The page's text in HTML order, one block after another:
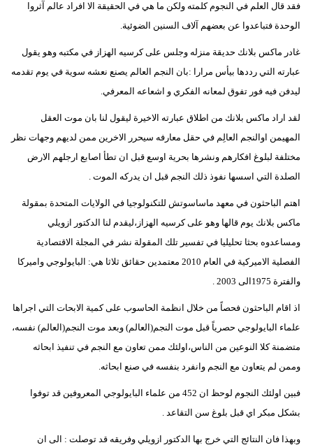
فقد قال العلم في النجوم كلمته ولكن ما هي في الحقيقة الا افراد عالم آثروا
الوحدة فتباعدوا عن بعضهم آلاف السنين الضوئية.
غادر ماكس بلانك حديقة منزله وجلس على كرسيه الهزاز في مكتبه وهو يقول
عبارته التي رددها بيأس مرارا :بان النجم العالم يصنع نعشه سوية في يوم تقدمه
ليدفن فيه فور تفوق لمعانه الفكري و اشعاعه المعرفي.
لقد اراد ماكس بلانك من اطلاق عبارته الاخيرة ليقول لنا بان موت العقل
المهيمن اوالنجم العالِم في حقل معارفه سيحرر الاخرين ممن لديهم وجهات نظر
مختلفة لبلوغ افكارهم ونشرها بحرية اوسع قبل ان تطأ اصابع ارجلهم الارض
الصلدة التي اسسها نفوذ ذلك النجم قبل ان يدركه الموت .
اهتم الباحثون في معهد ماساسوتش للتكنولوجيا في الولايات المتحدة بمقولة
ماكس بلانك يوم قالها وهو على كرسيه الهزاز،ليقدم لنا الدكتور ازويلي
ومساعدوه بحثا تحليليا في تفسير تلك المقولة نشر في المجلة الاقتصادية
الفصلية الاميركية في العام 2010 معتمدين حقائق ثلاثا هي: البايولوجي واميركا
والفترة 1975الى 2003 .
اذ اقام الباحثون فحصاً من خلال انظمة الحاسوب على كمية الابحات التي اجراها
علماء البايولوجي حصرياً قبل موت النجم(العالم) وبعد موت النجم(العالم) نفسه،
متضمنة كلا النوعين من الناس،اولئك ممن تعاون مع النجم في تنفيذ ابحاثه
وممن لم يتعاون مع النجم وانفرد بنفسه في صنع ابحاثه.
فبين اولئك النجوم لوحظ ان 452 من علماء البايولوجي المعروفين قد توفوا
بشكل مبكر اي قبل بلوغ سن التقاعد .
وبهذا فان النتائج التي خرج بها الدكتور ازويلي وفريقه قد توصلت : الى ان